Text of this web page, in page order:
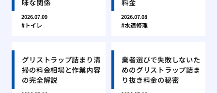
味な関係
2026.07.09
トイレ
料金
2026.07.08
水道修理
グリストラップ詰まり清
掃の料金相場と作業内容
の完全解説
業者選びで失敗しないた
めのグリストラップ詰ま
り抜き料金の秘密